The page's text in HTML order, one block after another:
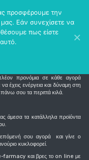
perm_identity
προνόμια σε κάθε αγορά
έχεις ενέργεια και δύναμη στη
σου τα περιττά κιλά.
άμεσα τα κατάλληλα προϊόντα
επόμενή σου αγορά και γίνε ο
κυκλοφορεί.
farmacy και βρες το on line με
προσφέρουμε την
μας. Εάν συνεχίσετε να
πως είστε